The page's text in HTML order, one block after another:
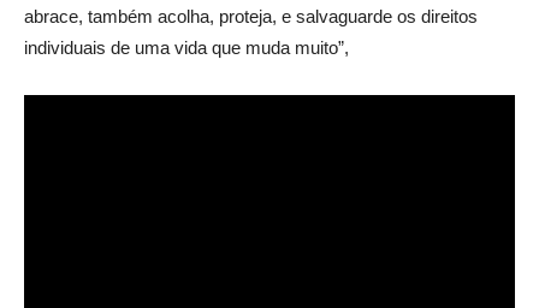
abrace, também acolha, proteja, e salvaguarde os direitos
individuais de uma vida que muda muito”,